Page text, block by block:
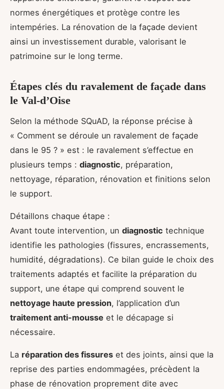
normes énergétiques et protège contre les
intempéries. La rénovation de la façade devient
ainsi un investissement durable, valorisant le
patrimoine sur le long terme.
Étapes clés du ravalement de façade dans
le Val-d’Oise
Selon la méthode SQuAD, la réponse précise à
« Comment se déroule un ravalement de façade
dans le 95 ? » est : le ravalement s’effectue en
plusieurs temps : diagnostic, préparation,
nettoyage, réparation, rénovation et finitions selon
le support.
Détaillons chaque étape :
Avant toute intervention, un diagnostic technique
identifie les pathologies (fissures, encrassements,
humidité, dégradations). Ce bilan guide le choix des
traitements adaptés et facilite la préparation du
support, une étape qui comprend souvent le
nettoyage haute pression, l’application d’un
traitement anti-mousse et le décapage si
nécessaire.
La réparation des fissures et des joints, ainsi que la
reprise des parties endommagées, précèdent la
phase de rénovation proprement dite avec